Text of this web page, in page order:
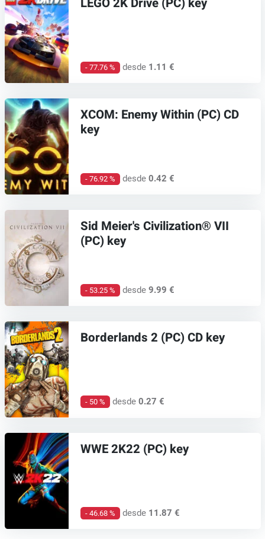
LEGO 2K Drive (PC) key
- 77.76 % desde 1.11 €
XCOM: Enemy Within (PC) CD
key
- 76.92 % desde0.42 €
Sid Meier's Civilization® VII
(PC) key
- 53.25 % desde9.99 €
Borderlands 2 (PC) CD key
- 50 % desde0.27 €
WWE 2K22 (PC) key
- 46.68 % desde 11.87 €